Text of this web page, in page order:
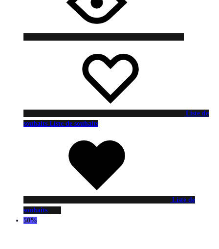
Liste de
souhaits Liste de souhaits
Liste de
souhaits
50%